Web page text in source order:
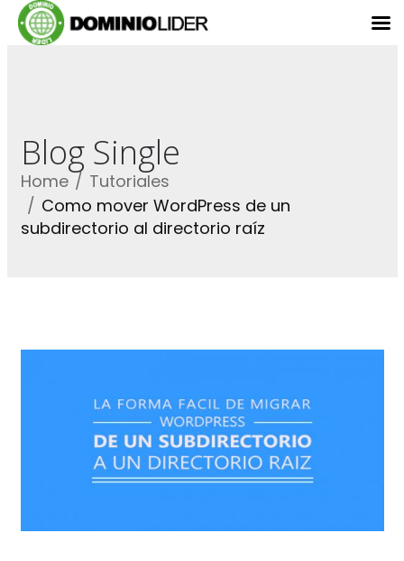
Blog Single
Home
Tutoriales
Como mover WordPress de un
subdirectorio al directorio raíz